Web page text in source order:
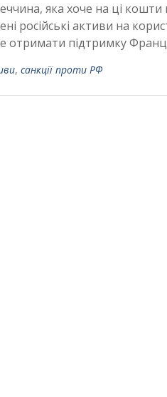
яка хоче на ці
російські активи на
отримати підтримку
, санкції проти РФ